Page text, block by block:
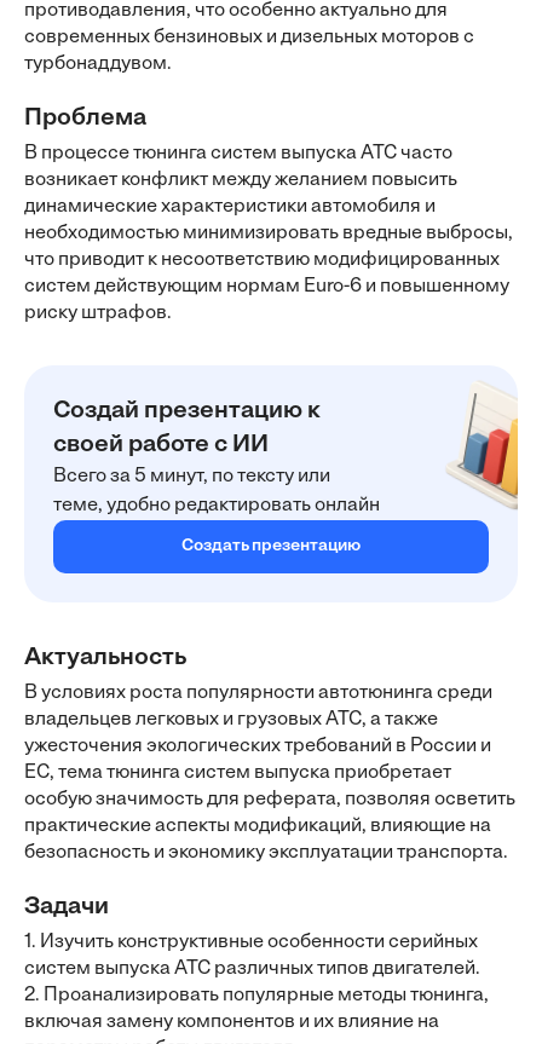
противодавления, что особенно актуально для
современных бензиновых и дизельных моторов с
турбонаддувом.
Проблема
В процессе тюнинга систем выпуска АТС часто
возникает конфликт между желанием повысить
динамические характеристики автомобиля и
необходимостью минимизировать вредные выбросы,
что приводит к несоответствию модифицированных
систем действующим нормам Euro-6 и повышенному
риску штрафов.
Создай презентацию к
своей работе с ИИ
Всего за 5 минут, по тексту или
теме, удобно редактировать онлайн
Создать презентацию
Актуальность
В условиях роста популярности автотюнинга среди
владельцев легковых и грузовых АТС, а также
ужесточения экологических требований в России и
ЕС, тема тюнинга систем выпуска приобретает
особую значимость для реферата, позволяя осветить
практические аспекты модификаций, влияющие на
безопасность и экономику эксплуатации транспорта.
Задачи
1. Изучить конструктивные особенности серийных
систем выпуска АТС различных типов двигателей.
2. Проанализировать популярные методы тюнинга,
включая замену компонентов и их влияние на